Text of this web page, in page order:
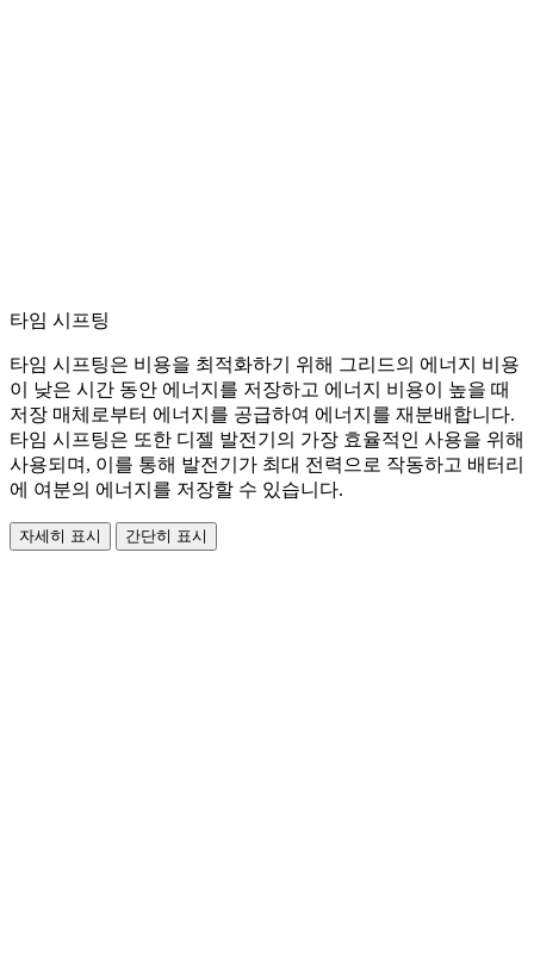
타임 시프팅
타임 시프팅은 비용을 최적화하기 위해 그리드의 에너지 비용
이 낮은 시간 동안 에너지를 저장하고 에너지 비용이 높을 때
저장 매체로부터 에너지를 공급하여 에너지를 재분배합니다.
타임 시프팅은 또한 디젤 발전기의 가장 효율적인 사용을 위해
사용되며, 이를 통해 발전기가 최대 전력으로 작동하고 배터리
에 여분의 에너지를 저장할 수 있습니다.
자세히 표시 간단히 표시